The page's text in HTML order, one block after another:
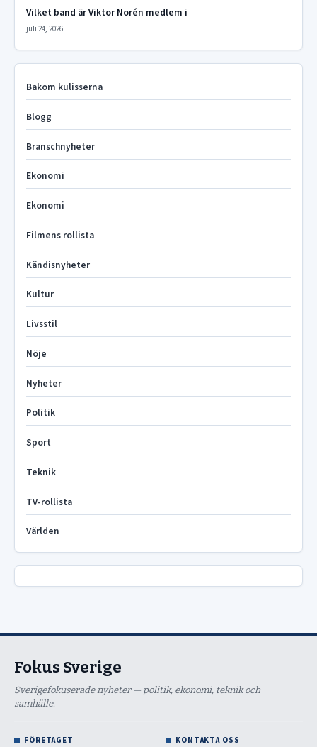
Vilket band är Viktor Norén medlem i
juli 24, 2026
Bakom kulisserna
Blogg
Branschnyheter
Ekonomi
Ekonomi
Filmens rollista
Kändisnyheter
Kultur
Livsstil
Nöje
Nyheter
Politik
Sport
Teknik
TV-rollista
Världen
Fokus Sverige
Sverigefokuserade nyheter — politik, ekonomi, teknik och
samhälle.
FÖRETAGET KONTAKTA OSS